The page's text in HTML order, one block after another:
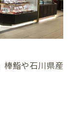
棒鮨や石川県産